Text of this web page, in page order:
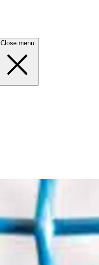
Close menu